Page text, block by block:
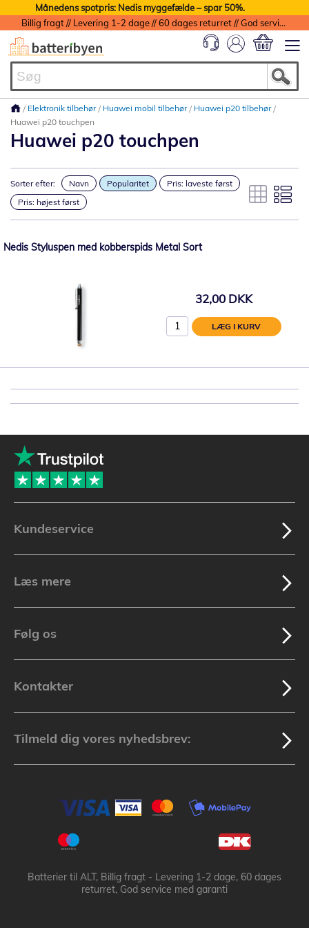
Månedens spotpris: Nedis myggefælde – spar 50%.
Billig fragt // Levering 1-2 dage // 60 dages returret // God service med garanti
Elektronik tilbehør Huawei mobil tilbehør
Huawei p20 tilbehør
Huawei p20 touchpen
Huawei p20 touchpen
Sorter efter: Navn Popularitet
Pris: laveste først
Pris: højest først
Nedis Styluspen med kobberspids Metal Sort
32,00 DKK
LÆG I KURV
Kundeservice
Læs mere
Følg os
Kontakter
Tilmeld dig vores nyhedsbrev:
Batterier til ALT, Billig fragt - Levering 1-2 dage, 60 dages
returret, God service med garanti